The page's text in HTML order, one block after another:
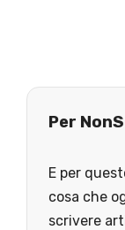
Per
E per
cosa che
scrivere